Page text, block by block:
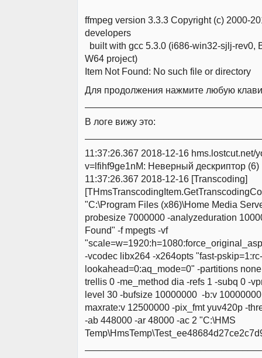
ffmpeg version 3.3.3 Copyright (c) 2000-
developers
built with gcc 5.3.0 (i686-win32-sjlj-rev0,
W64 project)
Item Not Found: No such file or directory
Для продолжения нажмите любую
В логе вижу это:
11:37:26.367 2018-12-16 hms.lostcut.net/
v=lfihf9ge1nM: Неверный дескриптор (6)
11:37:26.367 2018-12-16 [Transcoding]
"C:\Program Files (x86)\Home Media
probesize 7000000 -analyzeduration
Found" -f mpegts -vf
-vcodec libx264 -x264opts "fast-pskip=1:rc-
lookahead=0:aq_mode=0" -partitions
trellis 0 -me_method dia -refs 1 -subq 0 -
level 30 -bufsize 10000000 -b:v
maxrate:v 12500000 -pix_fmt yuv420p -
-ab 448000 -ar 48000 -ac 2 "C:\HMS